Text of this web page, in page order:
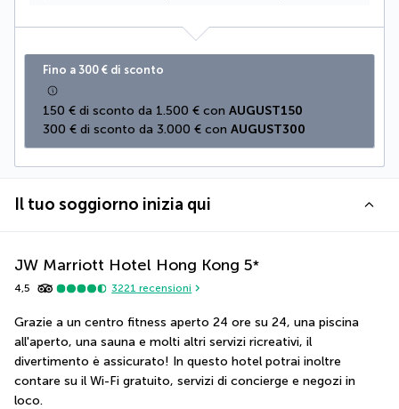
Fino a 300 € di sconto
150 € di sconto da 1.500 € con AUGUST150
300 € di sconto da 3.000 € con AUGUST300
Il tuo soggiorno inizia qui
JW Marriott Hotel Hong Kong 5*
4,5 3221 recensioni
Grazie a un centro fitness aperto 24 ore su 24, una piscina
all'aperto, una sauna e molti altri servizi ricreativi, il
divertimento è assicurato! In questo hotel potrai inoltre
contare su il Wi-Fi gratuito, servizi di concierge e negozi in
loco.